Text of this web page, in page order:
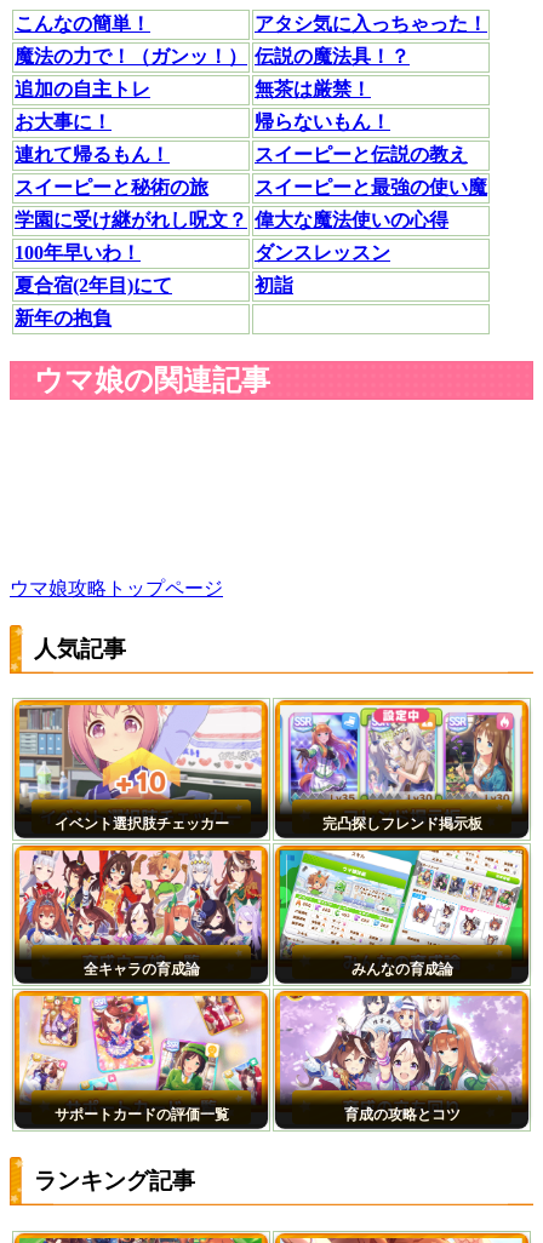
こんなの簡単！
アタシ気に入っちゃった！
魔法の力で！（ガンッ！）
伝説の魔法具！？
追加の自主トレ
無茶は厳禁！
お大事に！
帰らないもん！
連れて帰るもん！
スイーピーと伝説の教え
スイーピーと秘術の旅
スイーピーと最強の使い魔
学園に受け継がれし呪文？ 偉大な魔法使いの心得
100年早いわ！
ダンスレッスン
夏合宿(2年目)にて
初詣
新年の抱負
ウマ娘の関連記事
ウマ娘攻略トップページ
人気記事
イベント選択肢チェッカー 完凸探しフレンド掲示板
全キャラの育成論 みんなの育成論
サポートカードの評価一覧 育成の攻略とコツ
ランキング記事